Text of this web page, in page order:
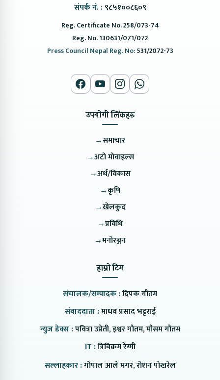
संपर्क नं. : ९८५१००८६०९
Reg. Certificate No. 258/073-74
Reg. No. 130631/071/072
Press Council Nepal Reg. No:531/2072-73
उपयोगी लिंकहरु
→समाचार
→अटो मोवाइल्स
→अर्थ/विकास
→कृषि
→खेलकुद
→प्रविधि
→मनोरञ्जन
हाम्रो टिम
संचालक/सम्पादक :दिपक गौतम
संवाददाता :माधव प्रसाद भट्टराई
न्युज डेक्स :पवित्रा उप्रेती, इश्वर गौतम, मौसम गौतम
IT :त्रिबिक्रम रेग्मी
सल्लाहकार :गोपाल आले मगर, रोशन पोखरेल